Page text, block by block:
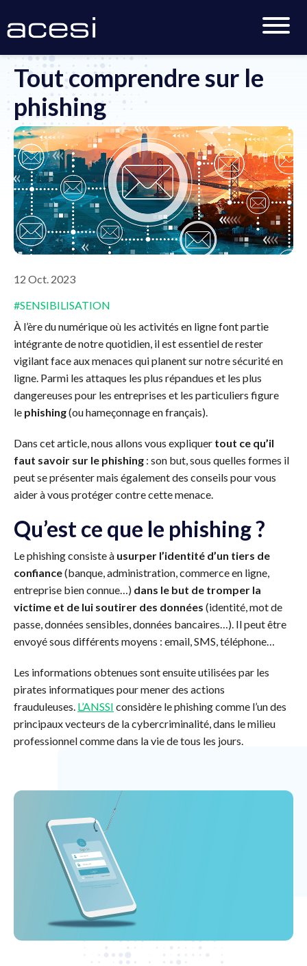
Accueil >Actualités Tout comprendre sur le phishing
Tout comprendre sur le
phishing
12 Oct. 2023
#SENSIBILISATION
À l’ère du numérique où les activités en ligne font partie
intégrante de notre quotidien, il est essentiel de rester
vigilant face aux menaces qui planent sur notre sécurité en
ligne. Parmi les attaques les plus répandues et les plus
dangereuses pour les entreprises et les particuliers figure
le phishing(ou hameçonnage en français).
Dans cet article, nous allons vous expliquer tout ce qu’il
faut savoir sur le phishing : son but, sous quelles formes il
peut se présenter mais également des conseils pour vous
aider à vous protéger contre cette menace.
Qu’est ce que le phishing ?
Le phishing consiste à usurper l’identité d’un tiers de
confiance(banque, administration, commerce en ligne,
entreprise bien connue…) dans le but de tromper la
victime et de lui soutirer des données (identité, mot de
passe, données sensibles, données bancaires…). Il peut être
envoyé sous différents moyens : email, SMS, téléphone…
Les informations obtenues sont ensuite utilisées par les
pirates informatiques pour mener des actions
frauduleuses. L’ANSSI considère le phishing comme l’un des
principaux vecteurs de la cybercriminalité, dans le milieu
professionnel comme dans la vie de tous les jours.